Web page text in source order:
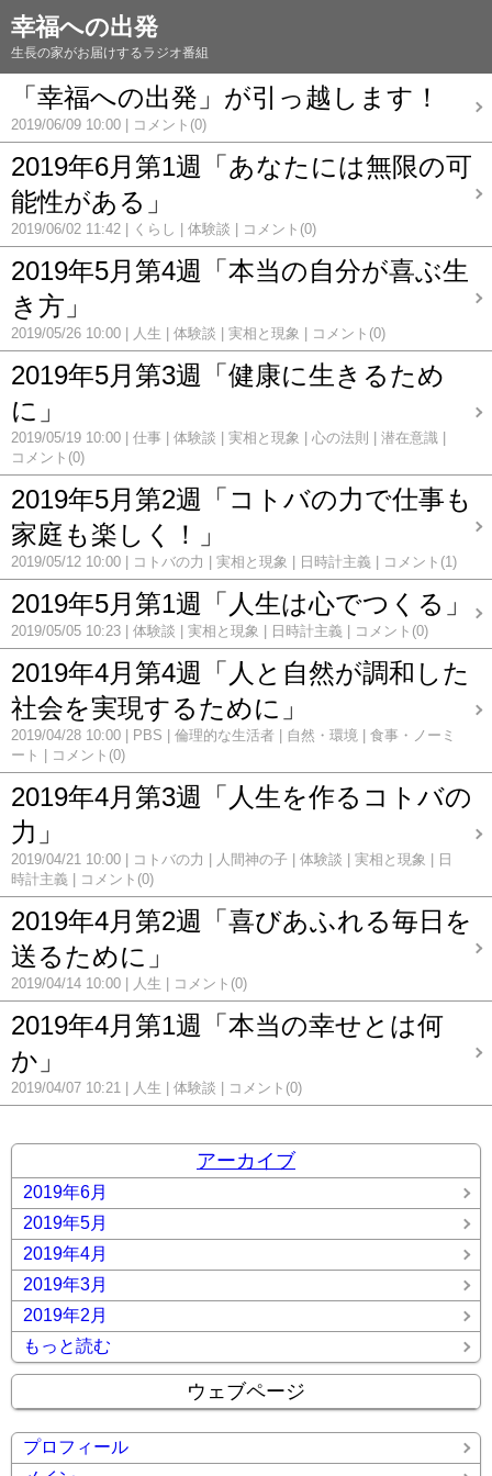
幸福への出発
生長の家がお届けするラジオ番組
「幸福への出発」が引っ越します！
2019/06/09 10:00 コメント(0)
2019年6月第1週「あなたには無限の可
能性がある」
2019/06/02 11:42 くらし 体験談 コメント(0)
2019年5月第4週「本当の自分が喜ぶ生
き方」
2019/05/26 10:00 人生 体験談 実相と現象 コメント(0)
2019年5月第3週「健康に生きるため
に」
2019/05/19 10:00 仕事 体験談 実相と現象 心の法則
潜在意識
コメント(0)
2019年5月第2週「コトバの力で仕事も
家庭も楽しく！」
2019/05/12 10:00 コトバの力 実相と現象 日時計主義 コメント(1)
2019年5月第1週「人生は心でつくる」
2019/05/05 10:23 体験談 実相と現象 日時計主義 コメント(0)
2019年4月第4週「人と自然が調和した
社会を実現するために」
2019/04/28 10:00 PBS 倫理的な生活者 自然・環境
食事・ノーミ
ート
コメント(0)
2019年4月第3週「人生を作るコトバの
力」
2019/04/21 10:00 コトバの力 人間神の子 体験談 実相と現象
日
時計主義
コメント(0)
2019年4月第2週「喜びあふれる毎日を
送るために」
2019/04/14 10:00 人生 コメント(0)
2019年4月第1週「本当の幸せとは何
か」
2019/04/07 10:21 人生 体験談 コメント(0)
アーカイブ
2019年6月
2019年5月
2019年4月
2019年3月
2019年2月
もっと読む
ウェブページ
プロフィール